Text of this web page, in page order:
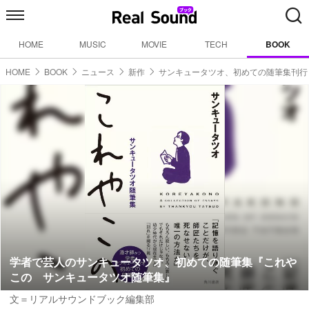
HOME MUSIC MOVIE TECH BOOK
HOME BOOK ニュース 新作 サンキュータツオ、初めての随筆集刊行
学者で芸人のサンキュータツオ、初めての随筆集『これや
この サンキュータツオ随筆集』
文＝リアルサウンドブック編集部